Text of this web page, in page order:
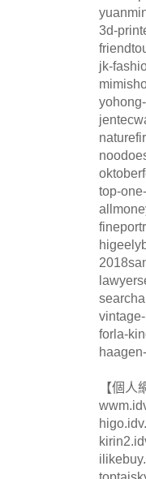
3d-
jk-
top-
forla-
【個人